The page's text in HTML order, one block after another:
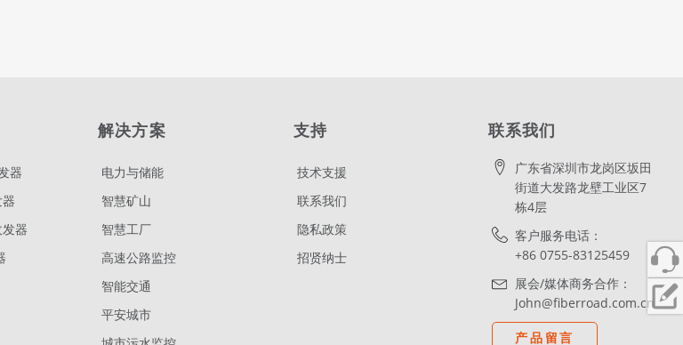
器
器
解决方案
电力与储能
智慧矿山
智慧工厂
高速公路监控
智能交通
平安城市
支持
技术支援
联系我们
隐私政策
招贤纳士
联系我们
广东省深圳市龙岗区坂田
街道大发路龙壁工业区7
栋4层
客户服务电话：
+86 0755-83125459
展会/媒体商务合作：
John@fiberroad.com.cn
产品留言